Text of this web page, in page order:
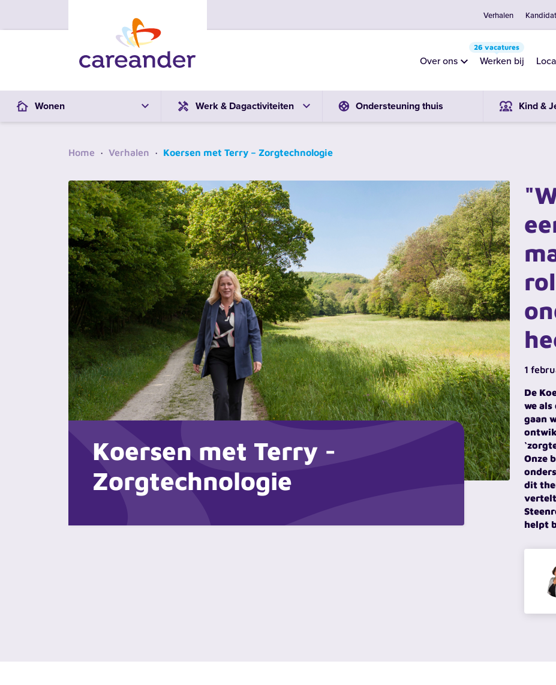
Verhalen
Over ons Werken bij
26 vacatures
Wonen Werk & Dagactiviteiten Ondersteuning thuis Kind &
Home · Verhalen · Koersen met Terry – Zorgtechnologie
Koersen met Terry -
Zorgtechnologie
1
De
we als
gaan
Onze
dit
helpt